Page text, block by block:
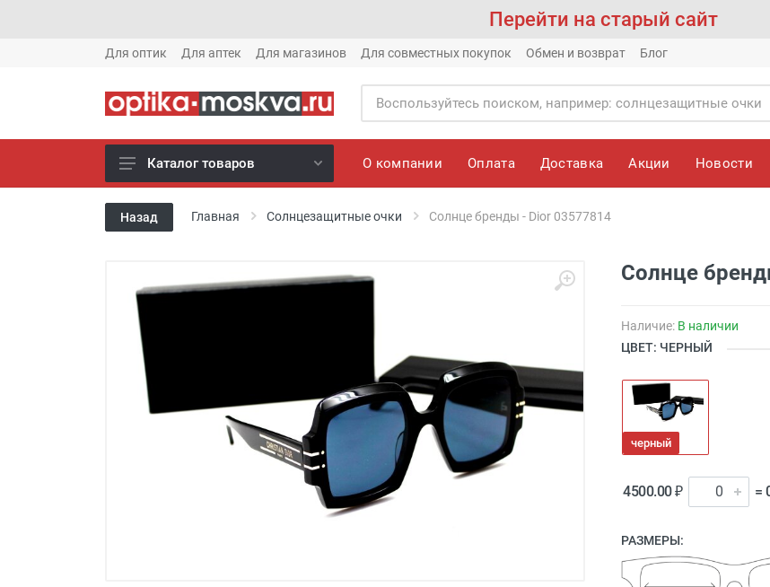
Перейти на старый сайт
Для оптик Для аптек Для магазинов Для совместных покупок Обмен и возврат Блог
Новое готовые очки (1621)
Новое солнце (1613)
Солнцезащитные очки (8880)
Компьютерные очки (852)
Оправы (3917)
Известные бренды (212)
Футляры и мешки (1412)
Красота и здоровье (353)
Атрибуты для оптики (59)
Каталог товаров О компании Оплата Доставка Акции Новости
Назад Главная Солнцезащитные очки Солнце бренды - Dior 03577814
Солнце
Наличие: В наличии
ЦВЕТ: ЧЕРНЫЙ
черный
4500.00 ₽ =
РАЗМЕРЫ: